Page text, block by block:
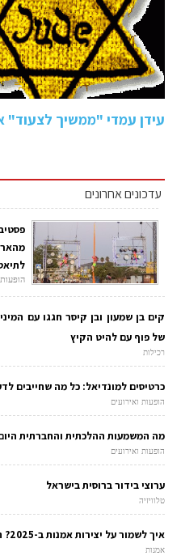
עידן עמדי "ממשיך לצעוד"
עדכונים אחרונים
של פוף עם להיט הקיץ
רכילות
כרטיסים למונדיאל: כל מה שחייבים
הופעות ואירועים
מה המשמעות ההלכתית והחברתית
הופעות ואירועים
ערוצי בידור ברוסית בישראל
טלוויזיה
איך לשמור על יצירות אמנות ב-2025? המדריך המלא לאחסון בטוח
אמנות